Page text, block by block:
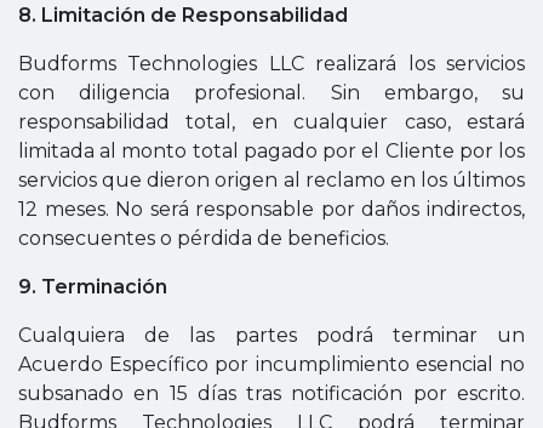
8. Limitación de Responsabilidad
Budforms Technologies LLC realizará los servicios
con diligencia profesional. Sin embargo, su
responsabilidad total, en cualquier caso, estará
limitada al monto total pagado por el Cliente por los
servicios que dieron origen al reclamo en los últimos
12 meses. No será responsable por daños indirectos,
consecuentes o pérdida de beneficios.
9. Terminación
Cualquiera de las partes podrá terminar un
Acuerdo Específico por incumplimiento esencial no
subsanado en 15 días tras notificación por escrito.
Budforms Technologies LLC podrá terminar